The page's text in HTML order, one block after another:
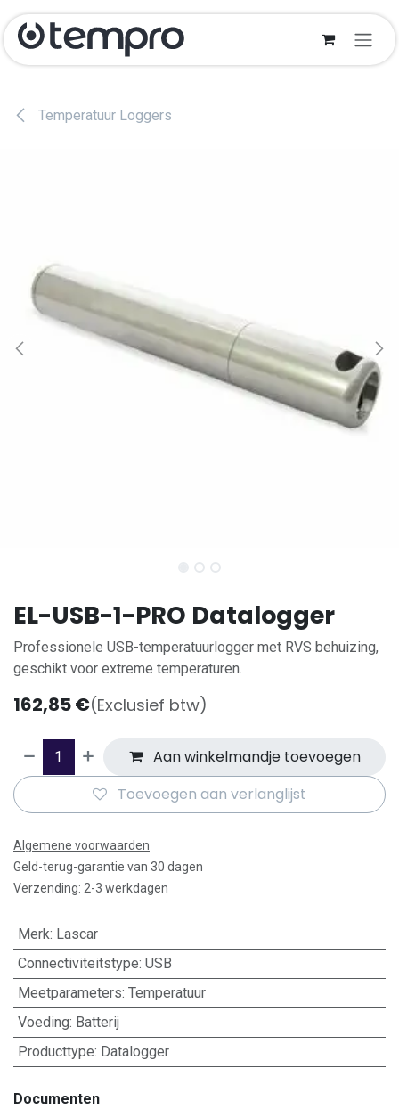
Overslaan naar inhoud
Temperatuur Loggers
EL-USB-1-PRO Datalogger
Professionele USB-temperatuurlogger met RVS behuizing,
geschikt voor extreme temperaturen.
162,85€(Exclusief btw)
Aan winkelmandje toevoegen
Toevoegen aan verlanglijst
Algemene voorwaarden
Geld-terug-garantie van 30 dagen
Verzending: 2-3 werkdagen
Merk: Lascar
Connectiviteitstype: USB
Meetparameters: Temperatuur
Voeding: Batterij
Producttype: Datalogger
Documenten